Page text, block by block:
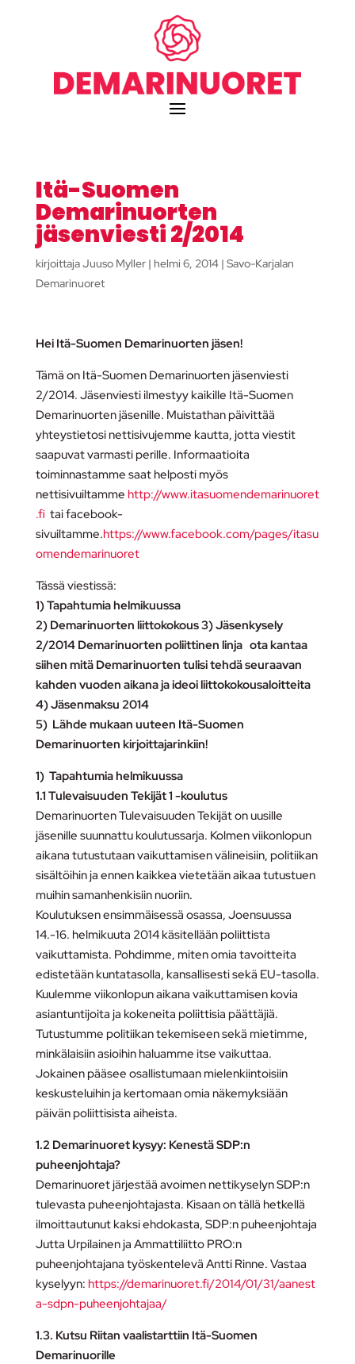
Itä-Suomen
Demarinuorten
jäsenviesti 2/2014
kirjoittajaJuuso Myller| helmi 6, 2014| Savo-Karjalan
Demarinuoret
Hei Itä-Suomen Demarinuorten jäsen!
Tämä on Itä-Suomen Demarinuorten jäsenviesti
2/2014. Jäsenviesti ilmestyy kaikille Itä-Suomen
Demarinuorten jäsenille. Muistathan päivittää
yhteystietosi nettisivujemme kautta, jotta viestit
saapuvat varmasti perille. Informaatioita
toiminnastamme saat helposti myös
nettisivuiltamme http://www.itasuomendemarinuoret
.fi tai facebook-
sivuiltamme.https://www.facebook.com/pages/itasu
omendemarinuoret
Tässä viestissä:
1) Tapahtumia helmikuussa
2) Demarinuorten liittokokous 3) Jäsenkysely
2/2014 Demarinuorten poliittinen linja ota kantaa
siihen mitä Demarinuorten tulisi tehdä seuraavan
kahden vuoden aikana ja ideoi liittokokousaloitteita
4) Jäsenmaksu 2014
5) Lähde mukaan uuteen Itä-Suomen
Demarinuorten kirjoittajarinkiin!
1) Tapahtumia helmikuussa
1.1 Tulevaisuuden Tekijät 1 -koulutus
Demarinuorten Tulevaisuuden Tekijät on uusille
jäsenille suunnattu koulutussarja. Kolmen viikonlopun
aikana tutustutaan vaikuttamisen välineisiin, politiikan
sisältöihin ja ennen kaikkea vietetään aikaa tutustuen
muihin samanhenkisiin nuoriin.
Koulutuksen ensimmäisessä osassa, Joensuussa
14.-16. helmikuuta 2014 käsitellään poliittista
vaikuttamista. Pohdimme, miten omia tavoitteita
edistetään kuntatasolla, kansallisesti sekä EU-tasolla.
Kuulemme viikonlopun aikana vaikuttamisen kovia
asiantuntijoita ja kokeneita poliittisia päättäjiä.
Tutustumme politiikan tekemiseen sekä mietimme,
minkälaisiin asioihin haluamme itse vaikuttaa.
Jokainen pääsee osallistumaan mielenkiintoisiin
keskusteluihin ja kertomaan omia näkemyksiään
päivän poliittisista aiheista.
1.2 Demarinuoret kysyy: Kenestä SDP:n
puheenjohtaja?
Demarinuoret järjestää avoimen nettikyselyn SDP:n
tulevasta puheenjohtajasta. Kisaan on tällä hetkellä
ilmoittautunut kaksi ehdokasta, SDP:n puheenjohtaja
Jutta Urpilainen ja Ammattiliitto PRO:n
puheenjohtajana työskentelevä Antti Rinne. Vastaa
kyselyyn: https://demarinuoret.fi/2014/01/31/aanest
a-sdpn-puheenjohtajaa/
1.3. Kutsu Riitan vaalistarttiin Itä-Suomen
Demarinuorille